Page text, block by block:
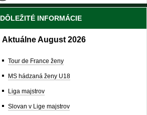
DÔLEŽITÉ INFORMÁCIE
Aktuálne August 2026
Tour de France ženy
MS hádzaná ženy U18
Liga majstrov
Slovan v Lige majstrov